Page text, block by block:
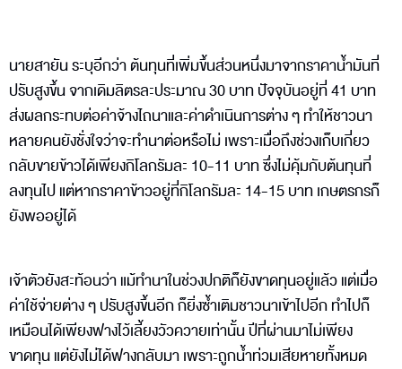
นายสายัน ระบุอีกว่า ต้นทุนที่เพิ่มขึ้นส่วนหนึ่งมาจากราคาน้ำมันที่
ปรับสูงขึ้น จากเดิมลิตรละประมาณ 30 บาท ปัจจุบันอยู่ที่ 41 บาท
ส่งผลกระทบต่อค่าจ้างไถนาและค่าดำเนินการต่าง ๆ ทำให้ชาวนา
หลายคนยังชั่งใจว่าจะทำนาต่อหรือไม่ เพราะเมื่อถึงช่วงเก็บเกี่ยว
กลับขายข้าวได้เพียงกิโลกรัมละ 10-11 บาท ซึ่งไม่คุ้มกับต้นทุนที่
ลงทุนไป แต่หากราคาข้าวอยู่ที่กิโลกรัมละ 14-15 บาท เกษตรกรก็
ยังพออยู่ได้
เจ้าตัวยังสะท้อนว่า แม้ทำนาในช่วงปกติก็ยังขาดทุนอยู่แล้ว แต่เมื่อ
ค่าใช้จ่ายต่าง ๆ ปรับสูงขึ้นอีก ก็ยิ่งซ้ำเติมชาวนาเข้าไปอีก ทำไปก็
เหมือนได้เพียงฟางไว้เลี้ยงวัวควายเท่านั้น ปีที่ผ่านมาไม่เพียง
ขาดทุน แต่ยังไม่ได้ฟางกลับมา เพราะถูกน้ำท่วมเสียหายทั้งหมด